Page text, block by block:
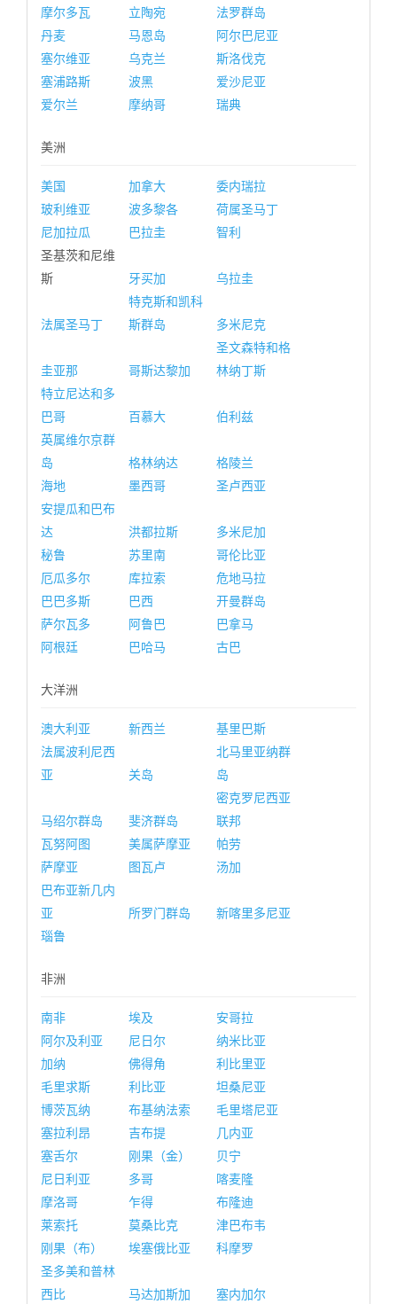
摩尔多瓦
立陶宛
法罗群岛
丹麦
马恩岛
阿尔巴尼亚
塞尔维亚
乌克兰
斯洛伐克
塞浦路斯
波黑
爱沙尼亚
爱尔兰
摩纳哥 瑞典
美洲
美国 加拿大
委内瑞拉
玻利维亚
波多黎各
荷属圣马丁
尼加拉瓜
巴拉圭
智利
圣基茨和尼维
斯
牙买加 乌拉圭
法属圣马丁
特克斯和凯科
斯群岛
多米尼克
圭亚那 哥斯达黎加
圣文森特和格
林纳丁斯
特立尼达和多
巴哥
百慕大
伯利兹
英属维尔京群
岛
格林纳达
格陵兰
海地
墨西哥
圣卢西亚
安提瓜和巴布
达
洪都拉斯
多米尼加
秘鲁
苏里南
哥伦比亚
厄瓜多尔
库拉索
危地马拉
巴巴多斯
巴西
开曼群岛
萨尔瓦多
阿鲁巴
巴拿马
阿根廷
巴哈马 古巴
大洋洲
澳大利亚 新西兰
基里巴斯
法属波利尼西
亚
关岛
北马里亚纳群
岛
马绍尔群岛 斐济群岛
密克罗尼西亚
联邦
瓦努阿图
美属萨摩亚
帕劳
萨摩亚
图瓦卢
汤加
巴布亚新几内
亚
所罗门群岛
新喀里多尼亚
瑙鲁
非洲
南非 埃及
安哥拉
阿尔及利亚
尼日尔
纳米比亚
加纳
佛得角
利比里亚
毛里求斯
利比亚
坦桑尼亚
博茨瓦纳
布基纳法索
毛里塔尼亚
塞拉利昂
吉布提
几内亚
塞舌尔
刚果（金）
贝宁
尼日利亚
多哥
喀麦隆
摩洛哥
乍得
布隆迪
莱索托
莫桑比克
津巴布韦
刚果（布）
埃塞俄比亚
科摩罗
圣多美和普林
西比
马达加斯加 塞内加尔